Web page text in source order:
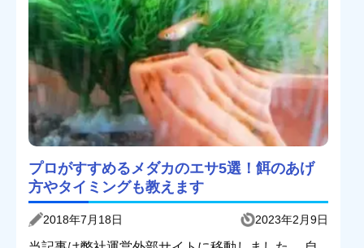
プロがすすめるメダカのエサ5選！餌のあげ
方やタイミングも教えます
2018年7月18日 2023年2月9日